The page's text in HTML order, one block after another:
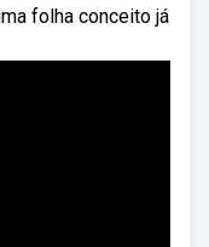
folha conceito já